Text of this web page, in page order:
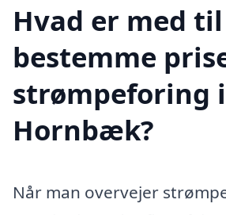
Hvad er med
bestemme
strømpeforing
Hornbæk?
Når man overvejer